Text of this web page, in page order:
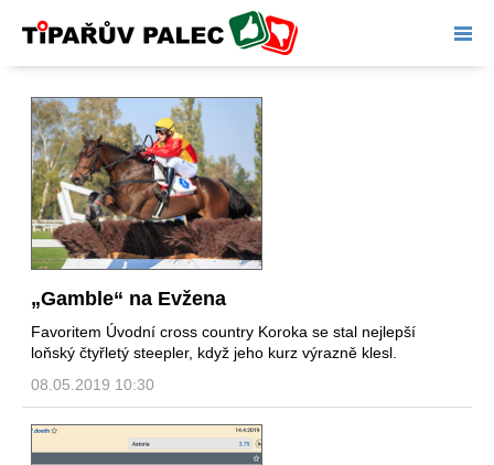
Tipařův palec
„Gamble“ na Evžena
Favoritem Úvodní cross country Koroka se stal nejlepší
loňský čtyřletý steepler, když jeho kurz výrazně klesl.
08.05.2019 10:30